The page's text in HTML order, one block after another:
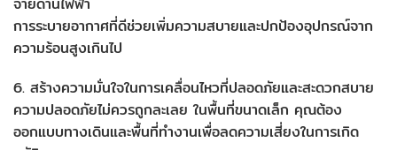
การระบายอากาศที่ดีช่วยเพิ่มความสบายและปกป้องอุปกรณ์จาก
ความร้อนสูงเกินไป
6. สร้างความมั่นใจในการเคลื่อนไหวที่ปลอดภัยและสะดวกสบาย
ความปลอดภัยไม่ควรถูกละเลย ในพื้นที่ขนาดเล็ก คุณต้อง
ออกแบบทางเดินและพื้นที่ทำงานเพื่อลดความเสี่ยงในการเกิด